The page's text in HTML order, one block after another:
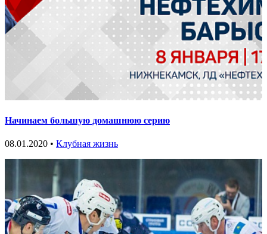
Начинаем большую домашнюю серию
08.01.2020 • Клубная жизнь